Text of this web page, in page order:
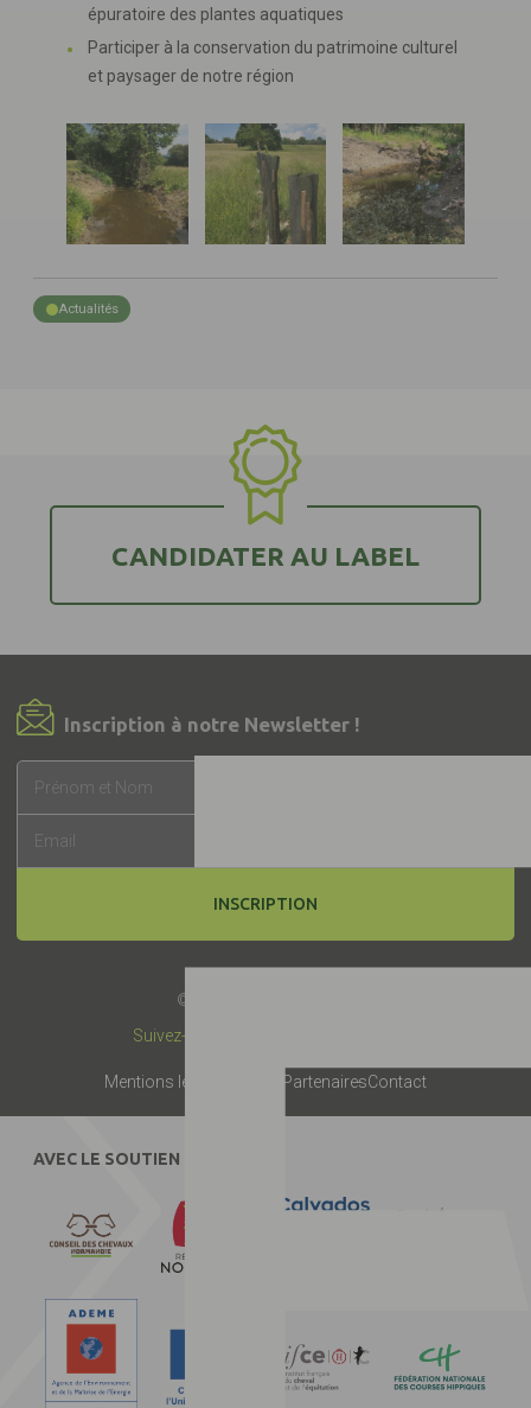
épuratoire des plantes aquatiques
Participer à la conservation du patrimoine culturel
et paysager de notre région
Actualités
CANDIDATER AU LABEL
Inscription à notre Newsletter !
INSCRIPTION
© 2019 -
Suivez-nous :
Mentions légales PartenairesContact
AVEC LE SOUTIEN DE :